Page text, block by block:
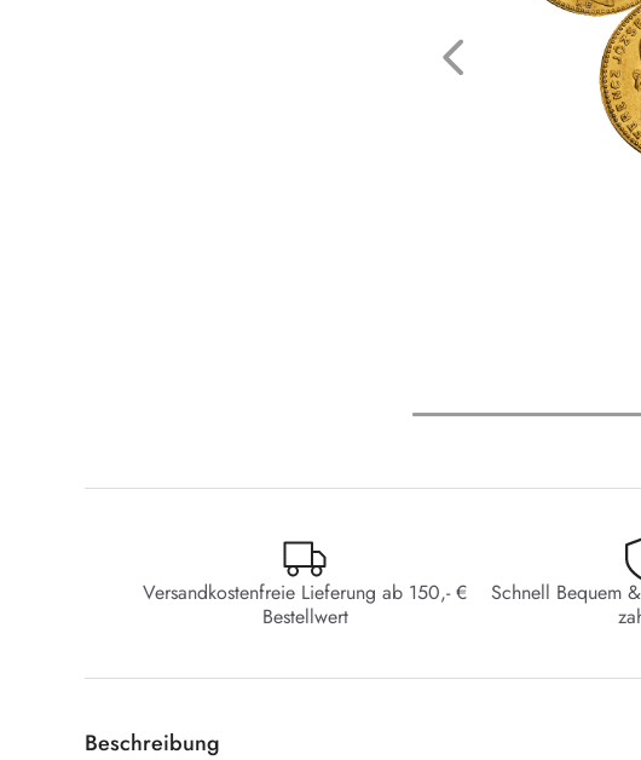
Versandkostenfreie Lieferung ab 150,- €
Bestellwert
Schnell Bequem
Beschreibung